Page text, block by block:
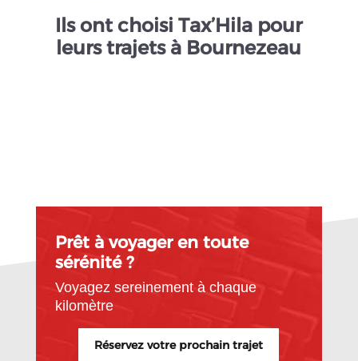
Ils ont choisi Tax’Hila pour
leurs trajets à Bournezeau
Prêt à voyager en toute
sérénité ?
Voyagez sereinement à chaque
kilomètre
Réservez votre prochain trajet